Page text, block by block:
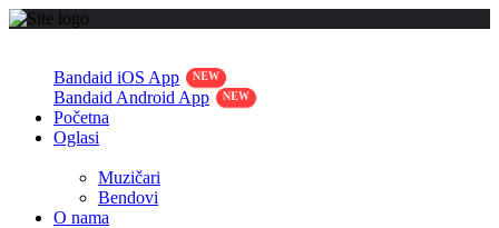
Bandaid iOS App
Bandaid Android App
Početna
Oglasi
Muzičari
Bendovi
O nama